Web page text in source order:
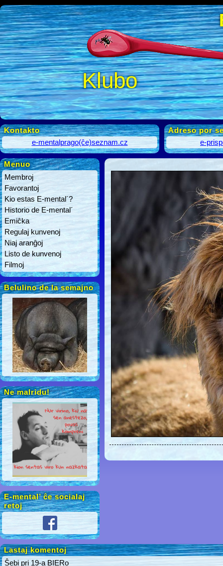
Klubo
Kontakto
e-mentalprago(ĉe)seznam.cz
Adreso por
e-
Menuo
Membroj
Favorantoj
Kio estas E-mental´?
Historio de E-mental´
Emiĉka
Regulaj kunvenoj
Niaj aranĝoj
Listo de kunvenoj
Filmoj
Belulino de la semajno
Ne malridu!
E-mental’ ĉe socialaj
retoj
Lastaj komentoj
Ŝebi pri 19-a BIERo